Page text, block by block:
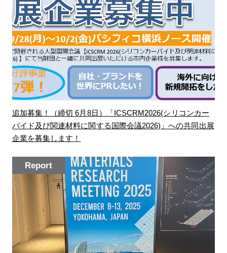
追加募集！（締切 6月8日）「ICSCRM2026(シリコンカー
バイド及び関連材料に関する国際会議2026)」への共同出展
企業を募集します！
Report